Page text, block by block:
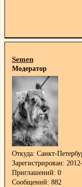
Semen
Модератор
Откуда: Санкт-
Зарегистрирован:
Приглашений: 0
Сообщений: 882